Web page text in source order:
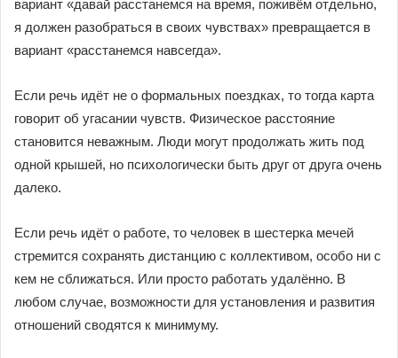
вариант «давай расстанемся на время, поживём отдельно,
я должен разобраться в своих чувствах» превращается в
вариант «расстанемся навсегда».
Если речь идёт не о формальных поездках, то тогда карта
говорит об угасании чувств. Физическое расстояние
становится неважным. Люди могут продолжать жить под
одной крышей, но психологически быть друг от друга очень
далеко.
Если речь идёт о работе, то человек в шестерка мечей
стремится сохранять дистанцию с коллективом, особо ни с
кем не сближаться. Или просто работать удалённо. В
любом случае, возможности для установления и развития
отношений сводятся к минимуму.